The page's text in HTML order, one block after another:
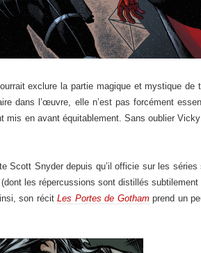
exclure la partie magique et mystique de
dans l’œuvre, elle n’est pas forcément
en avant équitablement. Sans oublier
Scott Snyder depuis qu’il officie sur les séries
les répercussions sont distillés subtilement
son récitLes Portes de Gothamprend un